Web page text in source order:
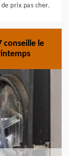
prix pas cher.
conseille le